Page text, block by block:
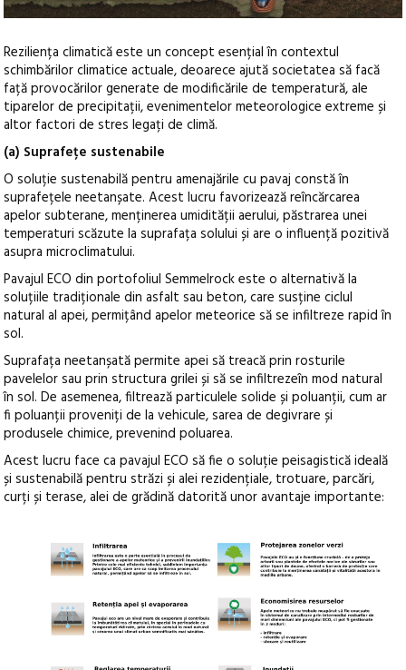
Reziliența climatică este un concept esențial în contextul
schimbărilor climatice actuale, deoarece ajută societatea să facă
față provocărilor generate de modificările de temperatură, ale
tiparelor de precipitații, evenimentelor meteorologice extreme și
altor factori de stres legați de climă.
(a) Suprafețe sustenabile
O soluție sustenabilă pentru amenajările cu pavaj constă în
suprafețele neetanșate. Acest lucru favorizează reîncărcarea
apelor subterane, menținerea umidității aerului, păstrarea unei
temperaturi scăzute la suprafața solului și are o influență pozitivă
asupra microclimatului.
Pavajul ECO din portofoliul Semmelrock este o alternativă la
soluțiile tradiționale din asfalt sau beton, care susține ciclul
natural al apei, permițând apelor meteorice să se infiltreze rapid în
sol.
Suprafața neetanșată permite apei să treacă prin rosturile
pavelelor sau prin structura grilei și să se infiltrezeîn mod natural
în sol. De asemenea, filtrează particulele solide și poluanții, cum ar
fi poluanții proveniți de la vehicule, sarea de degivrare și
produsele chimice, prevenind poluarea.
Acest lucru face ca pavajul ECO să fie o soluție peisagistică ideală
și sustenabilă pentru străzi și alei rezidențiale, trotuare, parcări,
curți și terase, alei de grădină datorită unor avantaje importante: